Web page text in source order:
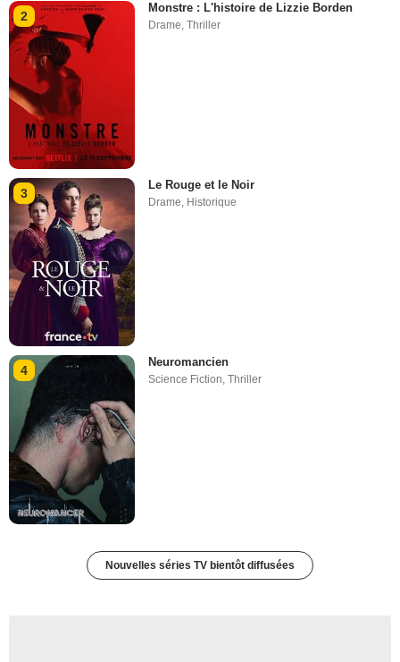
2
Monstre : L'histoire de Lizzie Borden
Drame ,Thriller
3
Le Rouge et le Noir
Drame, Historique
4
Neuromancien
Science Fiction,Thriller
Nouvelles séries TV bientôt diffusées